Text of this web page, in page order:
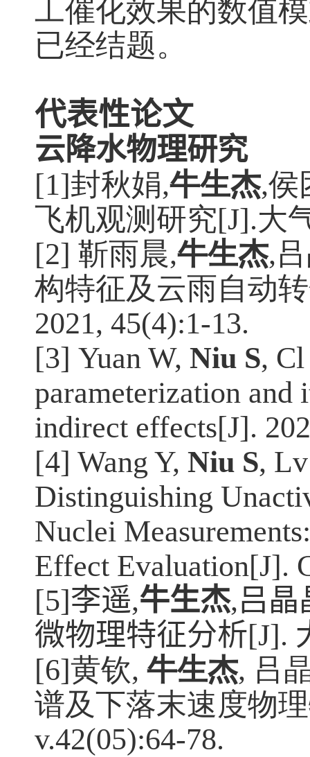
工催化效果的数值
已经结题。
代表性论文
云降水物理研究
[1]封秋娟,牛生杰,侯
飞机观测研究[J].大
[2] 靳雨晨,牛生杰,
构特征及云雨自动
2021, 45(4):1-13.
[3] Yuan W, Niu S,
parameterization and
indirect effects[J].
[4] Wang Y, Niu S,
Distinguishing
Nuclei
Effect Evaluation[J].
[5]李遥,牛生杰,吕晶
微物理特征分析[J].
[6]黄钦, 牛生杰, 吕
谱及下落末速度物
v.42(05):64-78.